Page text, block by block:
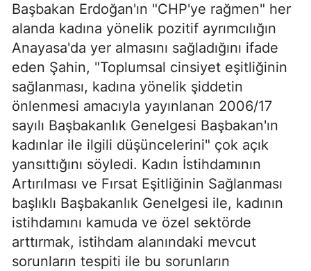
Başbakan Erdoğan'ın "CHP'ye rağmen" her
alanda kadına yönelik pozitif ayrımcılığın
Anayasa'da yer almasını sağladığını ifade
eden Şahin, "Toplumsal cinsiyet eşitliğinin
sağlanması, kadına yönelik şiddetin
önlenmesi amacıyla yayınlanan 2006/17
sayılı Başbakanlık Genelgesi Başbakan'ın
kadınlar ile ilgili düşüncelerini" çok açık
yansıttığını söyledi. Kadın İstihdamının
Artırılması ve Fırsat Eşitliğinin Sağlanması
başlıklı Başbakanlık Genelgesi ile, kadının
istihdamını kamuda ve özel sektörde
arttırmak, istihdam alanındaki mevcut
sorunların tespiti ile bu sorunların